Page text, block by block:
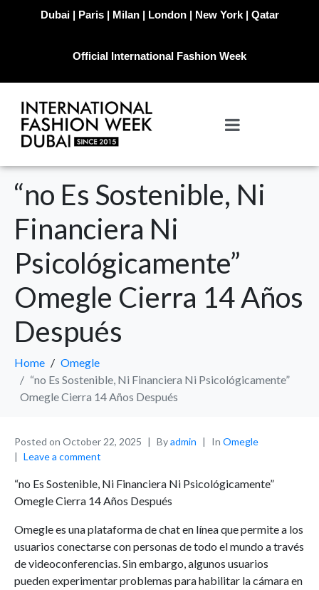
Dubai | Paris | Milan | London | New York | Qatar
Official International Fashion Week
“no Es Sostenible, Ni
Financiera Ni
Psicológicamente”
Omegle Cierra 14 Años
Después
Home
Omegle
“no Es Sostenible, Ni Financiera Ni Psicológicamente”
Omegle Cierra 14 Años Después
Posted on October 22, 2025 Byadmin In Omegle
Leave a comment
“no Es Sostenible, Ni Financiera Ni Psicológicamente”
Omegle Cierra 14 Años Después
Omegle es una plataforma de chat en línea que permite a los
usuarios conectarse con personas de todo el mundo a través
de videoconferencias. Sin embargo, algunos usuarios
pueden experimentar problemas para habilitar la cámara en